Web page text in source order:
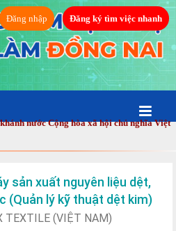
Đăng nhập Đăng ký tìm việc nhanh
Cộng hòa xã hội chủ nghĩa Việt
sản xuất nguyên liệu dệt,
(Quản lý kỹ thuật dệt kim)
TEXTILE (VIỆT NAM)